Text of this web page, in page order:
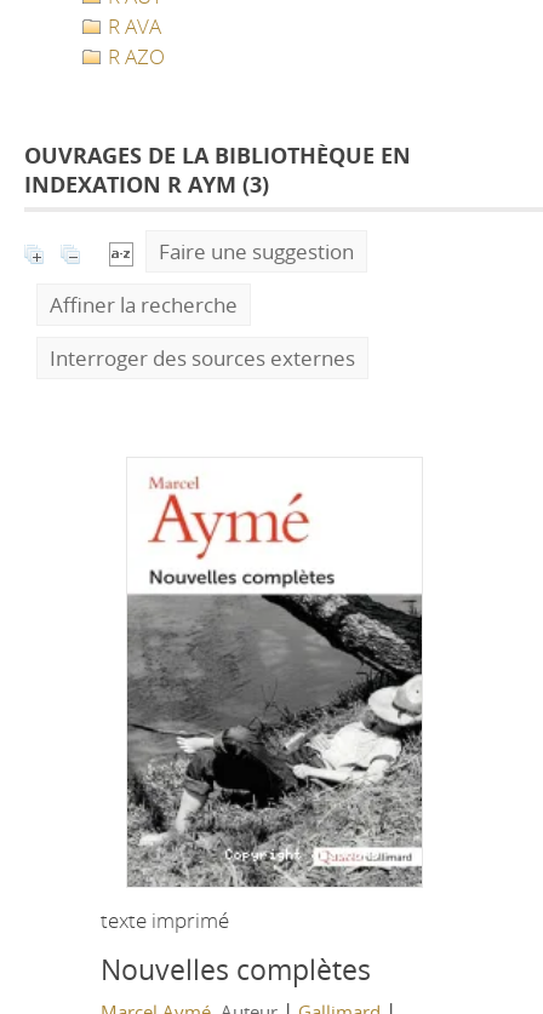
R AVA
R AZO
OUVRAGES DE LA BIBLIOTHÈQUE EN
INDEXATION R AYM (3)
Faire une suggestion
Affiner la recherche
Interroger des sources externes
texte imprimé
Nouvelles complètes